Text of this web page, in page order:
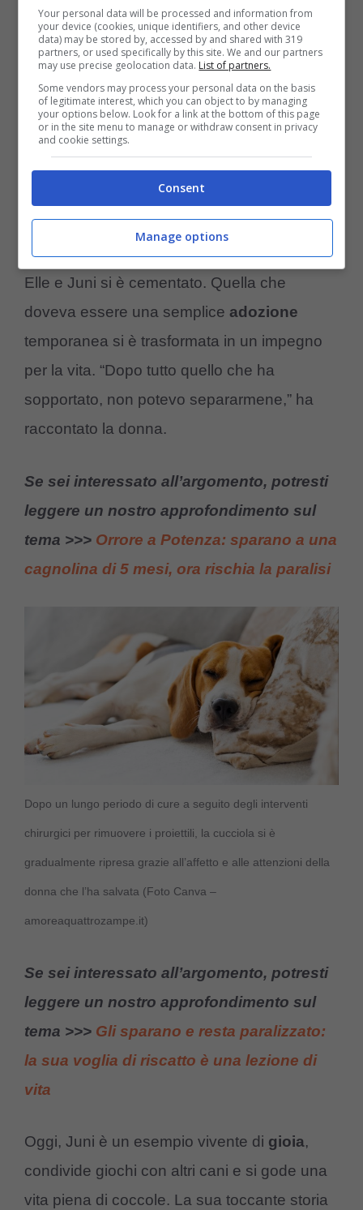
Lasciata ferita e agonizzante in strada, Juni è stata soccorsa
da una volontaria di un rifugio per animali (Foto Canva –
amoreaquattrozampe.it)
Da fragile vittima è diventata simbolo di
resilienza. Mese dopo mese, il legame tra
Elle e Juni si è cementato. Quella che
doveva essere una semplice adozione
temporanea si è trasformata in un impegno
per la vita. “Dopo tutto quello che ha
sopportato, non potevo separarmene,” ha
raccontato la donna.
Se sei interessato all’argomento, potresti
leggere un nostro approfondimento sul
tema >>> Orrore a Potenza: sparano a una
cagnolina di 5 mesi, ora rischia la paralisi
Dopo un lungo periodo di cure a seguito degli interventi
chirurgici per rimuovere i proiettili, la cucciola si è
gradualmente ripresa grazie all’affetto e alle attenzioni della
donna che l’ha salvata (Foto Canva –
amoreaquattrozampe.it)
Se sei interessato all’argomento, potresti
leggere un nostro approfondimento sul
tema >>> Gli sparano e resta paralizzato:
la sua voglia di riscatto è una lezione di
vita
Oggi, Juni è un esempio vivente di gioia,
condivide giochi con altri cani e si gode una
vita piena di coccole. La sua toccante storia
Your personal data will be processed and information from
your device (cookies, unique identifiers, and other device
data) may be stored by, accessed by and shared with 319
partners, or used specifically by this site. We and our partners
may use precise geolocation data. List of partners.
Some vendors may process your personal data on the basis
of legitimate interest, which you can object to by managing
your options below. Look for a link at the bottom of this page
or in the site menu to manage or withdraw consent in privacy
and cookie settings.
Consent
Manage options